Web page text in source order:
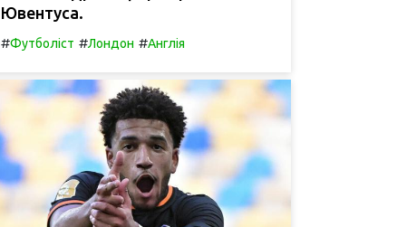
Ювентуса.
#Футболіст #Лондон #Англія